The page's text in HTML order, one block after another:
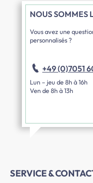
NOUS SOMMES
Vous avez une
personnalisés ?
+49 (0)7051
Lun – jeu de 8h à 16h
Ven de 8h à 13h
SERVICE &